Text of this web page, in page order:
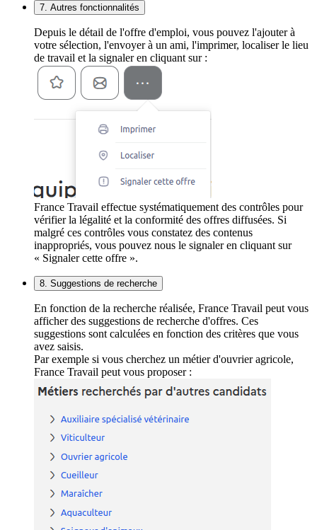
7. Autres fonctionnalités
Depuis le détail de l'offre d'emploi, vous pouvez l'ajouter à
votre sélection, l'envoyer à un ami, l'imprimer, localiser le lieu
de travail et la signaler en cliquant sur :
France Travail effectue systématiquement des contrôles pour
vérifier la légalité et la conformité des offres diffusées. Si
malgré ces contrôles vous constatez des contenus
inappropriés, vous pouvez nous le signaler en cliquant sur
« Signaler cette offre ».
8. Suggestions de recherche
En fonction de la recherche réalisée, France Travail peut vous
afficher des suggestions de recherche d'offres. Ces
suggestions sont calculées en fonction des critères que vous
avez saisis.
Par exemple si vous cherchez un métier d'ouvrier agricole,
France Travail peut vous proposer :